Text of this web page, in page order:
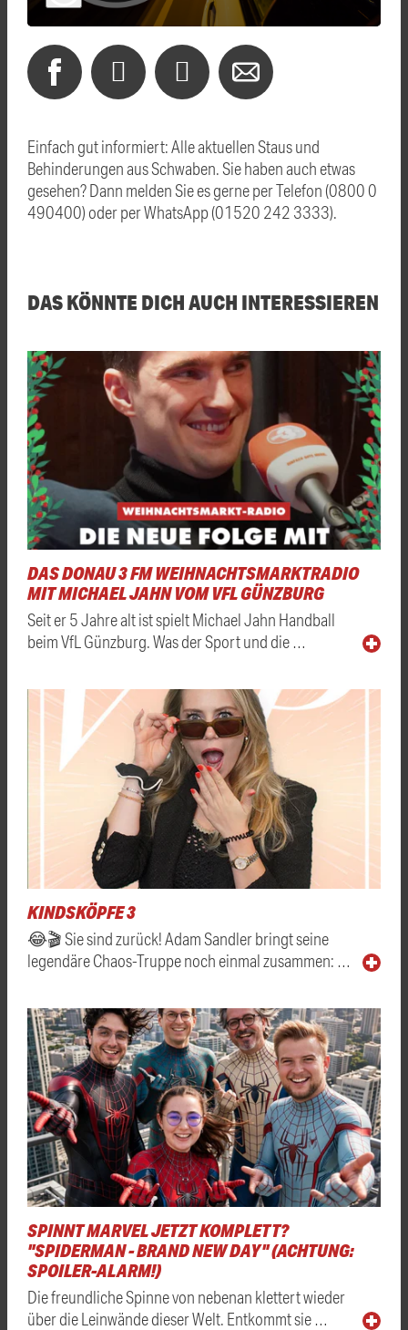
Einfach gut informiert: Alle aktuellen Staus und
Behinderungen aus Schwaben. Sie haben auch etwas
gesehen? Dann melden Sie es gerne per Telefon (0800 0
490400) oder per WhatsApp (01520 242 3333).
DAS KÖNNTE DICH AUCH INTERESSIEREN
DAS DONAU 3 FM WEIHNACHTSMARKTRADIO
MIT MICHAEL JAHN VOM VFL GÜNZBURG
Seit er 5 Jahre alt ist spielt Michael Jahn Handball
beim VfL Günzburg. Was der Sport und die …
KINDSKÖPFE 3
😂🎬 Sie sind zurück! Adam Sandler bringt seine
legendäre Chaos-Truppe noch einmal zusammen: …
SPINNT MARVEL JETZT KOMPLETT?
"SPIDERMAN - BRAND NEW DAY" (ACHTUNG:
SPOILER-ALARM!)
Die freundliche Spinne von nebenan klettert wieder
über die Leinwände dieser Welt. Entkommt sie …